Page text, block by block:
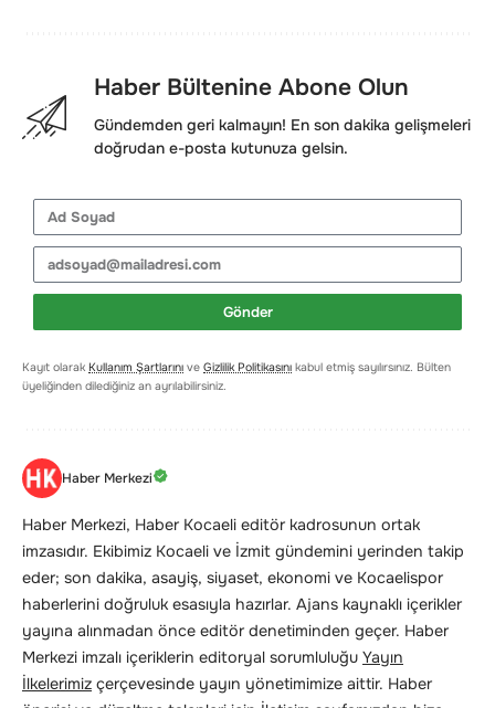
Haber Bültenine Abone Olun
Gündemden geri kalmayın! En son dakika gelişmeleri
doğrudan e-posta kutunuza gelsin.
Gönder
Kayıt olarak Kullanım Şartlarını ve Gizlilik Politikasını kabul etmiş sayılırsınız. Bülten
üyeliğinden dilediğiniz an ayrılabilirsiniz.
Haber Merkezi
Haber Merkezi, Haber Kocaeli editör kadrosunun ortak
imzasıdır. Ekibimiz Kocaeli ve İzmit gündemini yerinden takip
eder; son dakika, asayiş, siyaset, ekonomi ve Kocaelispor
haberlerini doğruluk esasıyla hazırlar. Ajans kaynaklı içerikler
yayına alınmadan önce editör denetiminden geçer. Haber
Merkezi imzalı içeriklerin editoryal sorumluluğu Yayın
İlkelerimiz çerçevesinde yayın yönetimimize aittir. Haber